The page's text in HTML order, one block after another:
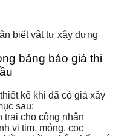
biết vật tư xây dựng
bảng báo giá thi
kế khi đã có giá xây
sau:
cho công nhân
vị tim, móng, cọc